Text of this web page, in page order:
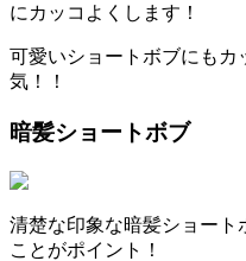
にカッコよくします！
可愛いショートボブにも
気！！
暗髪ショートボブ
清楚な印象な暗髪ショート
ことがポイント！